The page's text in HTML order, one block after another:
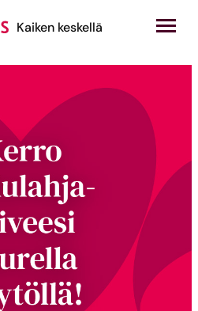
Kauppakeskus Sampokeskus
Kaiken keskellä